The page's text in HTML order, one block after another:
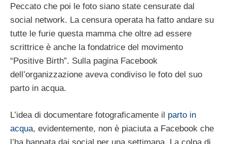
Peccato che poi le foto siano state censurate dal
social network. La censura operata ha fatto andare su
tutte le furie questa mamma che oltre ad essere
scrittrice è anche la fondatrice del movimento
“Positive Birth”. Sulla pagina Facebook
dell’organizzazione aveva condiviso le foto del suo
parto in acqua.
L’idea di documentare fotograficamente il parto in
acqua, evidentemente, non è piaciuta a Facebook che
l’ha bannata dai social per una settimana. La colpa di